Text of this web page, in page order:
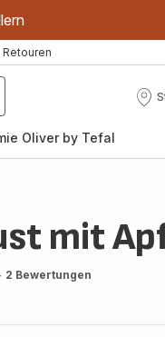
Oliver by Tefal
mit
2 Bewertungen